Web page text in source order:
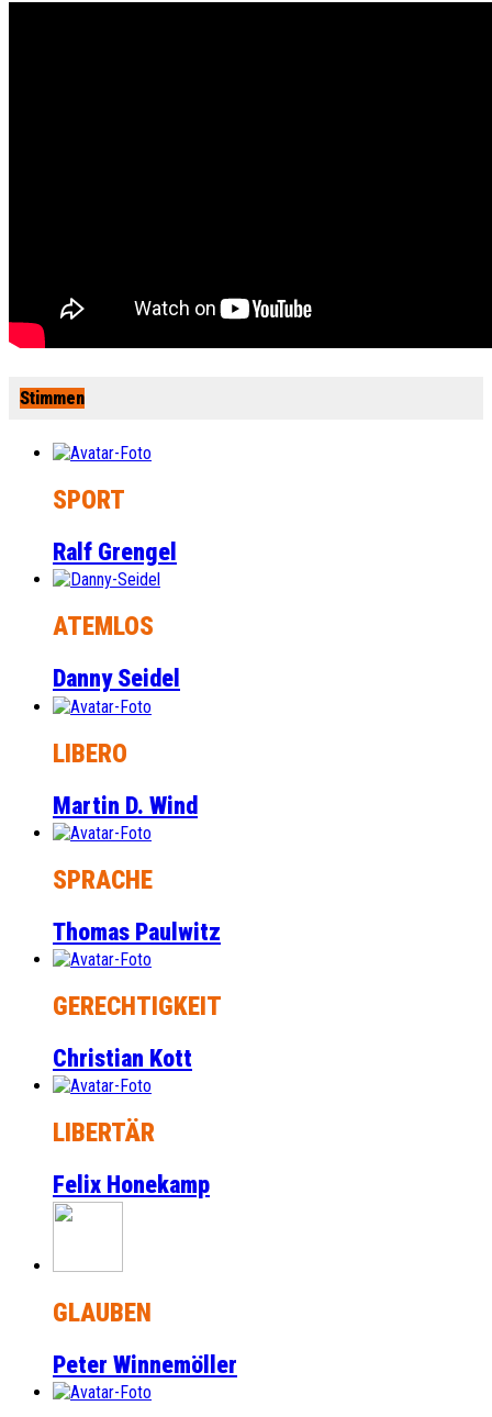
Stimmen
SPORT
Ralf Grengel
ATEMLOS
Danny Seidel
LIBERO
Martin D. Wind
SPRACHE
Thomas Paulwitz
GERECHTIGKEIT
Christian Kott
LIBERTÄR
Felix Honekamp
GLAUBEN
Peter Winnemöller